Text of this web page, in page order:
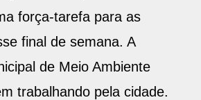
força-tarefa para as
final de semana. A
de Meio Ambiente
trabalhando pela cidade.